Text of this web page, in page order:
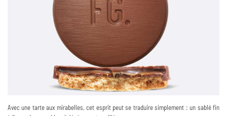
Avec une tarte aux mirabelles, cet esprit peut se traduire simplement : un sablé fin